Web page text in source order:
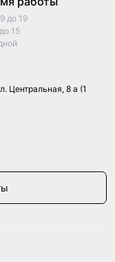
до 19
15
Центральная, 8 а (1